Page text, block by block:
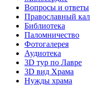
Вопросы и ответы
Православный
Библиотека
Паломничество
Фотогалерея
Аудиотека
3D тур по Лавре
3D вид Храма
Нужды храма